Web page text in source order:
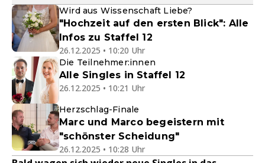
Wird aus Wissenschaft Liebe?
"Hochzeit auf den ersten Blick": Alle
Infos zu Staffel 12
26.12.2025 • 10:20 Uhr
Die Teilnehmer:innen
Alle Singles in Staffel 12
26.12.2025 • 10:21 Uhr
Herzschlag-Finale
Marc und Marco begeistern mit
"schönster Scheidung"
26.12.2025 • 10:28 Uhr